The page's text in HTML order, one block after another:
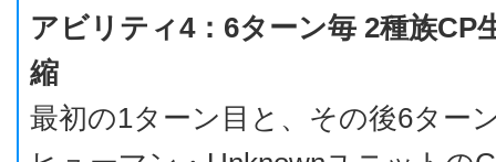
アビリティ4：6ターン毎 2種族CP
縮
最初の1ターン目と、その後6ター